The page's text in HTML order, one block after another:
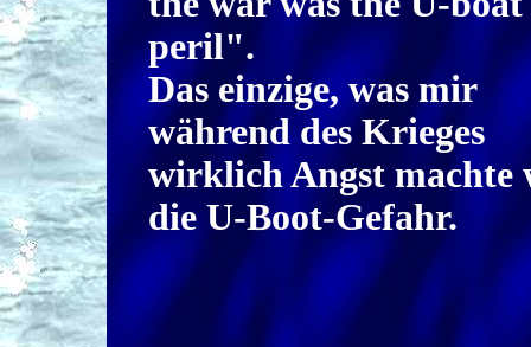
peril".
Das einzige, was mir
während des Krieges
wirklich Angst machte
die U-Boot-Gefahr.